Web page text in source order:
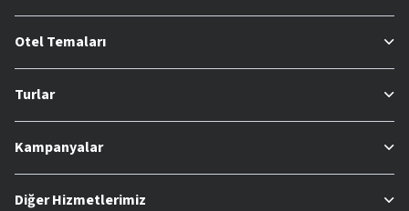
Otel Temaları
Turlar
Kampanyalar
Diğer Hizmetlerimiz